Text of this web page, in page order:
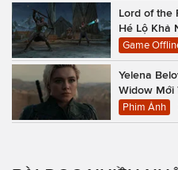
Lord of the
Hé Lộ Khả
Game
Yelena
Widow Mới
Phim Ảnh